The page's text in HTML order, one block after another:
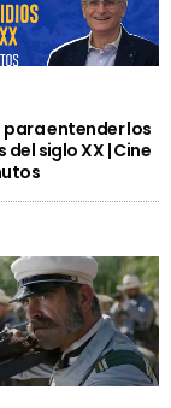
para entender los
siglo XX | Cine